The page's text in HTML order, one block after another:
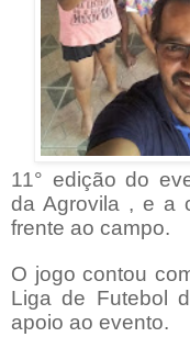
11° edição do
da Agrovila , e a
frente ao campo.
O jogo contou
Liga de Futebol
apoio ao evento.